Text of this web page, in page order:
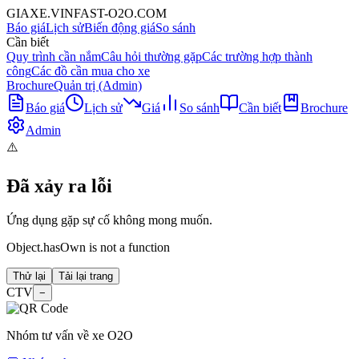
GIAXE.VINFAST-O2O.COM
Báo giáLịch sửBiến động giáSo sánh
Cần biết
Quy trình cần nắmCâu hỏi thường gặpCác trường hợp thành
côngCác đồ cần mua cho xe
BrochureQuản trị (Admin)
Báo giá
Lịch sử Giá So sánh Cần biết
Brochure
Admin
⚠️
Đã xảy ra lỗi
Ứng dụng gặp sự cố không mong muốn.
Object.hasOwn is not a function
Thử lại Tải lại trang
CTV −
Nhóm tư vấn về xe O2O